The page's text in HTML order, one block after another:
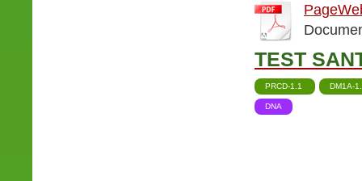
TEST
PRCD-1.1 DM1A-
DNA